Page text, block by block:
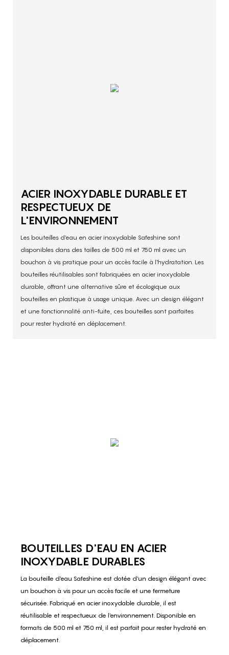
ACIER INOXYDABLE DURABLE ET
RESPECTUEUX DE
L'ENVIRONNEMENT
Les bouteilles d'eau en acier inoxydable Safeshine sont
disponibles dans des tailles de 500 ml et 750 ml avec un
bouchon à vis pratique pour un accès facile à l'hydratation. Les
bouteilles réutilisables sont fabriquées en acier inoxydable
durable, offrant une alternative sûre et écologique aux
bouteilles en plastique à usage unique. Avec un design élégant
et une fonctionnalité anti-fuite, ces bouteilles sont parfaites
pour rester hydraté en déplacement.
BOUTEILLES D'EAU EN ACIER
INOXYDABLE DURABLES
La bouteille d'eau Safeshine est dotée d'un design élégant avec
un bouchon à vis pour un accès facile et une fermeture
sécurisée. Fabriqué en acier inoxydable durable, il est
réutilisable et respectueux de l'environnement. Disponible en
formats de 500 ml et 750 ml, il est parfait pour rester hydraté en
déplacement.